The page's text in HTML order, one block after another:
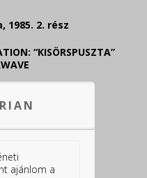
1985. 2. rész
“KISÖRSPUSZTA”
ajánlom a